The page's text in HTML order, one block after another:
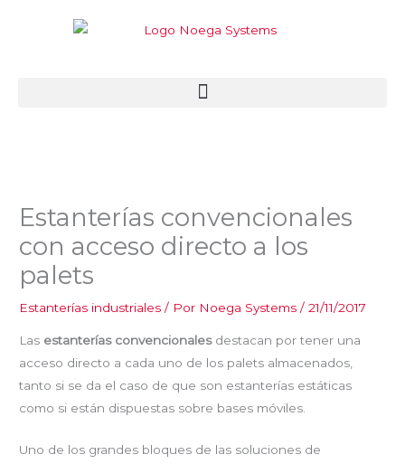
Estanterías convencionales
con acceso directo a los
palets
Estanterías industriales / Por Noega Systems/21/11/2017
Las estanterías convencionalesdestacan por tener una
acceso directo a cada uno de los palets almacenados,
tanto si se da el caso de que son estanterías estáticas
como si están dispuestas sobre bases móviles.
Uno de los grandes bloques de las soluciones de